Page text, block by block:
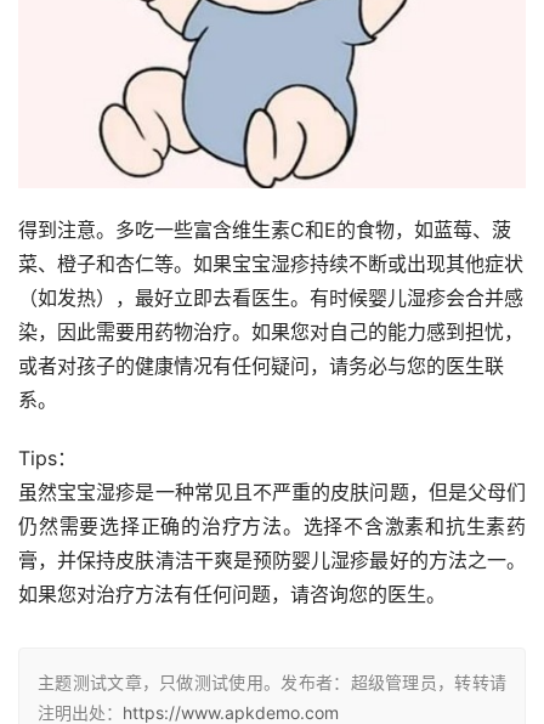
得到注意。多吃一些富含维生素C和E的食物，如蓝莓、菠
菜、橙子和杏仁等。如果宝宝湿疹持续不断或出现其他症状
（如发热），最好立即去看医生。有时候婴儿湿疹会合并感
染，因此需要用药物治疗。如果您对自己的能力感到担忧，
或者对孩子的健康情况有任何疑问，请务必与您的医生联
系。
Tips：
虽然宝宝湿疹是一种常见且不严重的皮肤问题，但是父母们
仍然需要选择正确的治疗方法。选择不含激素和抗生素药
膏，并保持皮肤清洁干爽是预防婴儿湿疹最好的方法之一。
如果您对治疗方法有任何问题，请咨询您的医生。
主题测试文章，只做测试使用。发布者：超级管理员，转转请
注明出处： https://www.apkdemo.com